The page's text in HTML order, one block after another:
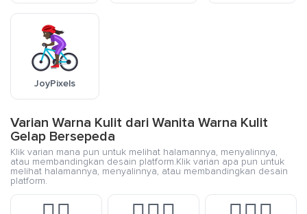
JoyPixels
Varian Warna Kulit dari Wanita Warna Kulit
Gelap Bersepeda
Klik varian mana pun untuk melihat halamannya, menyalinnya,
atau membandingkan desain platform.Klik varian apa pun untuk
melihat halamannya, menyalinnya, atau membandingkan desain
platform.